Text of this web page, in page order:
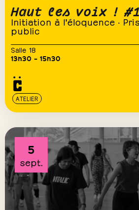
Haut les voix ! #1
Initiation à l'éloquence ·
public
Salle 18
13h30 – 15h30
ATELIER
5
sept.